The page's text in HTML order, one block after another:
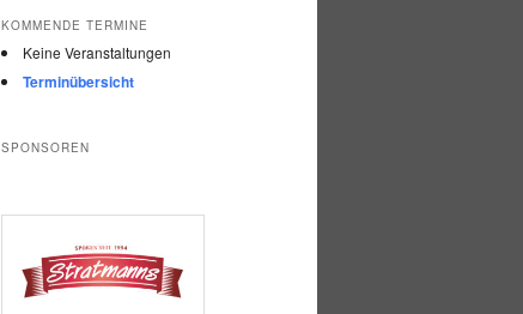
KOMMENDE TERMINE
Keine Veranstaltungen
Terminübersicht
SPONSOREN